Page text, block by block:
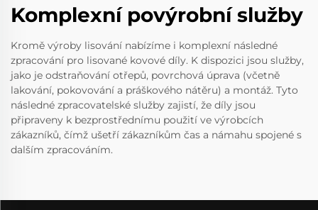
Komplexní povýrobní služby
Kromě výroby lisování nabízíme i komplexní následné
zpracování pro lisované kovové díly. K dispozici jsou služby,
jako je odstraňování otřepů, povrchová úprava (včetně
lakování, pokovování a práškového nátěru) a montáž. Tyto
následné zpracovatelské služby zajistí, že díly jsou
připraveny k bezprostřednímu použití ve výrobcích
zákazníků, čímž ušetří zákazníkům čas a námahu spojené s
dalším zpracováním.